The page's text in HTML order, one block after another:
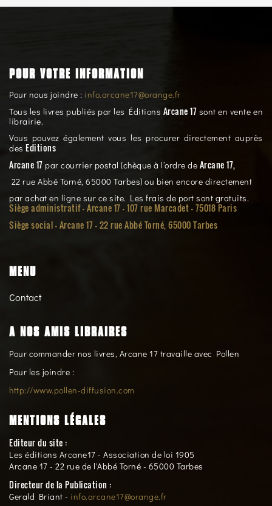
POUR VOTRE INFORMATION
Pour nous joindre : info.arcane17@orange.fr
Tous les livres publiés par les Éditions Arcane 17 sont en vente en
librairie.
Vous pouvez également vous les procurer directement auprès
des Editions
Arcane 17 par courrier postal (chèque à l’ordre de Arcane 17,
22 rue Abbé Torné, 65000 Tarbes) ou bien encore directement
par achat en ligne sur ce site. Les frais de port sont gratuits.
Siège administratif - Arcane 17 - 107 rue Marcadet - 75018 Paris
Siège social -Arcane 17 - 22 rue Abbé Torné, 65000 Tarbes
MENU
Contact
A NOS AMIS LIBRAIRES
Pour commander nos livres, Arcane 17 travaille avec Pollen
Pour les joindre :
http://www.pollen-diffusion.com
MENTIONS LÉGALES
Editeur du site :
Les éditions Arcane17 - Association de loi 1905
Arcane 17 - 22 rue de l'Abbé Torné - 65000 Tarbes
Directeur de la Publication :
Gerald Briant - info.arcane17@orange.fr